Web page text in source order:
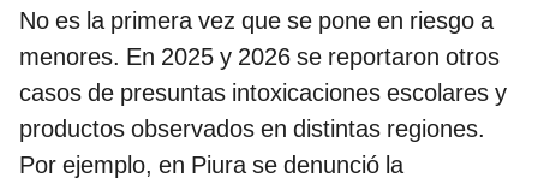
No es la primera vez que se pone en riesgo a
menores. En 2025 y 2026 se reportaron otros
casos de presuntas intoxicaciones escolares y
productos observados en distintas regiones.
Por ejemplo, en Piura se denunció la